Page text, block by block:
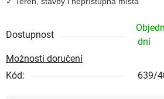
Dostupnost
dní
Možnosti doručení
Kód:
639/